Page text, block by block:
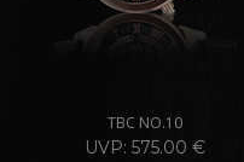
TBC NO.10
UVP: 575.00 €